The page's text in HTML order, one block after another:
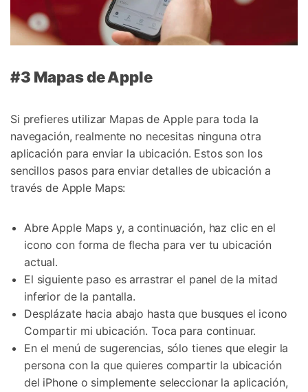
#3 Mapas de Apple
Si prefieres utilizar Mapas de Apple para toda la
navegación, realmente no necesitas ninguna otra
aplicación para enviar la ubicación. Estos son los
sencillos pasos para enviar detalles de ubicación a
través de Apple Maps:
Abre Apple Maps y, a continuación, haz clic en el
icono con forma de flecha para ver tu ubicación
actual.
El siguiente paso es arrastrar el panel de la mitad
inferior de la pantalla.
Desplázate hacia abajo hasta que busques el icono
Compartir mi ubicación. Toca para continuar.
En el menú de sugerencias, sólo tienes que elegir la
persona con la que quieres compartir la ubicación
del iPhone o simplemente seleccionar la aplicación,